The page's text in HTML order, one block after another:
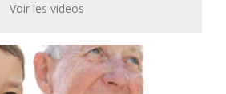
Voir les videos